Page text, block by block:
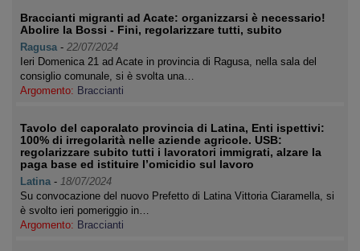
Braccianti migranti ad Acate: organizzarsi è necessario!
Abolire la Bossi - Fini, regolarizzare tutti, subito
Ragusa - 22/07/2024
Ieri Domenica 21 ad Acate in provincia di Ragusa, nella sala del
consiglio comunale, si è svolta una…
Argomento: Braccianti
Tavolo del caporalato provincia di Latina, Enti ispettivi:
100% di irregolarità nelle aziende agricole. USB:
regolarizzare subito tutti i lavoratori immigrati, alzare la
paga base ed istituire l’omicidio sul lavoro
Latina - 18/07/2024
Su convocazione del nuovo Prefetto di Latina Vittoria Ciaramella, si
è svolto ieri pomeriggio in…
Argomento: Braccianti